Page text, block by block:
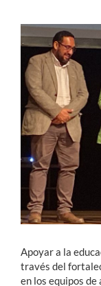
Formación
Estudiantes
Académicos
Funcionarios
Alumni
English
Apoyar a la
través del
en los equipos